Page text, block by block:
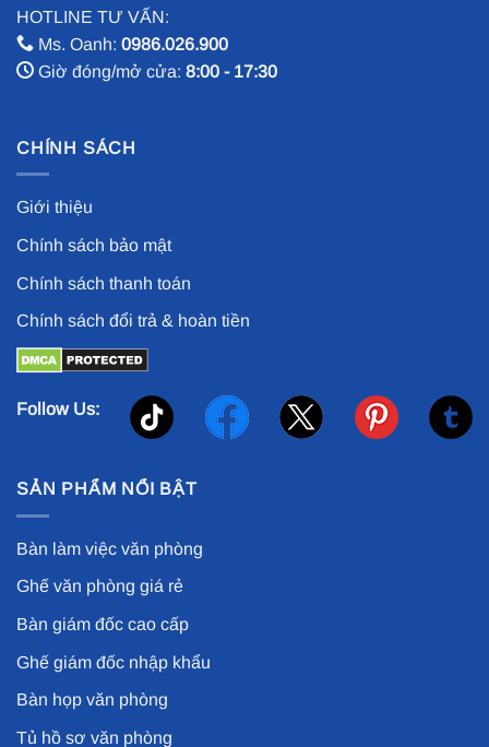
HOTLINE TƯ VẤN:
Ms. Oanh: 0986.026.900
Giờ đóng/mở cửa: 8:00 - 17:30
CHÍNH SÁCH
Giới thiệu
Chính sách bảo mật
Chính sách thanh toán
Chính sách đổi trả & hoàn tiền
Follow Us:
SẢN PHẨM NỔI BẬT
Bàn làm việc văn phòng
Ghế văn phòng giá rẻ
Bàn giám đốc cao cấp
Ghế giám đốc nhập khẩu
Bàn họp văn phòng
Tủ hồ sơ văn phòng